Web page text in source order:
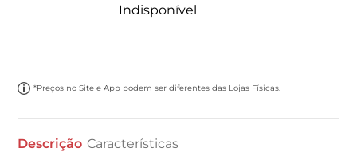
Indisponível
*Preços no Site e App podem ser diferentes das Lojas Físicas.
Descrição Características